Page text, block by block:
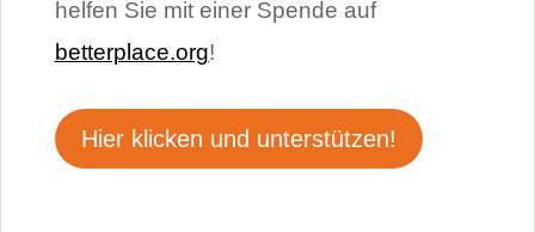
helfen Sie mit einer Spende auf
betterplace.org!
Hier klicken und unterstützen!